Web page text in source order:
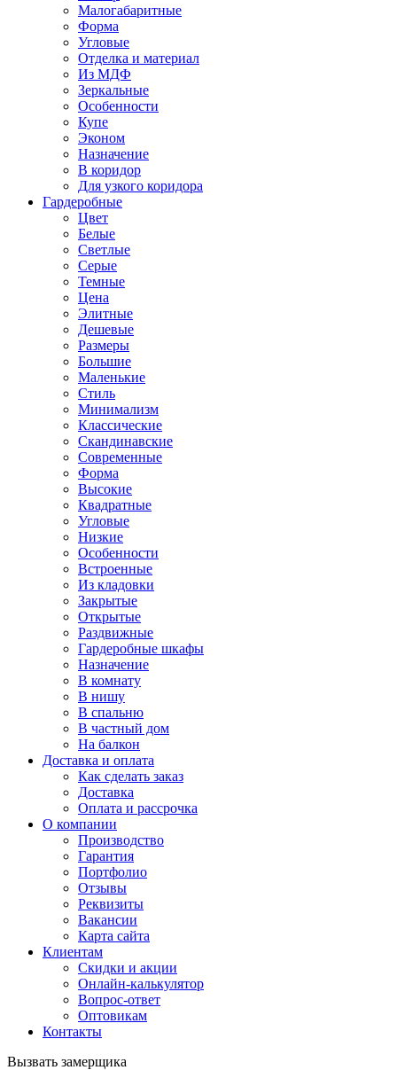
Малогабаритные
Форма
Угловые
Отделка и материал
Из МДФ
Зеркальные
Особенности
Купе
Эконом
Назначение
В коридор
Для узкого коридора
Гардеробные
Цвет
Белые
Светлые
Серые
Темные
Цена
Элитные
Дешевые
Размеры
Большие
Маленькие
Стиль
Минимализм
Классические
Скандинавские
Современные
Форма
Высокие
Квадратные
Угловые
Низкие
Особенности
Встроенные
Из кладовки
Закрытые
Открытые
Раздвижные
Гардеробные шкафы
Назначение
В комнату
В нишу
В спальню
В частный дом
На балкон
Доставка и оплата
Как сделать заказ
Доставка
Оплата и рассрочка
О компании
Производство
Гарантия
Портфолио
Отзывы
Реквизиты
Вакансии
Карта сайта
Клиентам
Скидки и акции
Онлайн-калькулятор
Вопрос-ответ
Оптовикам
Контакты
Вызвать замерщика